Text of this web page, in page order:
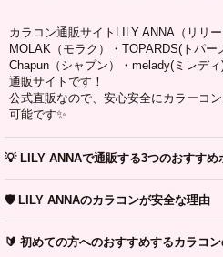
カラコン通販サイトLILY ANNA（リリー
MOLAK（モラク）・TOPARDS(トパー
Chapun（シャプン）・melady(ミレデ
通販サイトです！
公式直販なので、安心安全にカラーコ
可能です✨
💡 LILY ANNAで通販する3つのおすすめ
🛡️ LILY ANNAのカラコンが安全な理由
🔰 初めての方へのおすすめするカラコ